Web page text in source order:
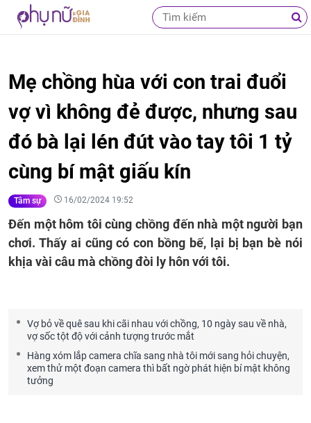
Mẹ chồng hùa với con trai đuổi
vợ vì không đẻ được, nhưng sau
đó bà lại lén đút vào tay tôi 1 tỷ
cùng bí mật giấu kín
Tâm sự 16/02/2024 19:52
Đến một hôm tôi cùng chồng đến nhà một người bạn
chơi. Thấy ai cũng có con bồng bế, lại bị bạn bè nói
khịa vài câu mà chồng đòi ly hôn với tôi.
Vợ bỏ về quê sau khi cãi nhau với chồng, 10 ngày sau về nhà,
vợ sốc tột độ với cảnh tượng trước mắt
Hàng xóm lắp camera chĩa sang nhà tôi mới sang hỏi chuyện,
xem thử một đoạn camera thì bất ngờ phát hiện bí mật không
tưởng